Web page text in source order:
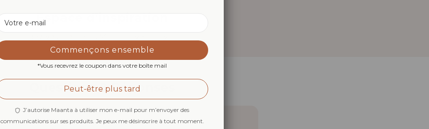
Espace d’inspiration
Questions & Réponses
Des questions sur cet article ?
Commençons ensemble
*Vous recevrez le coupon dans votre boîte mail
Peut-être plus tard
J’autorise Maanta à utiliser mon e-mail pour m’envoyer des
communications sur ses produits. Je peux me désinscrire à tout moment.